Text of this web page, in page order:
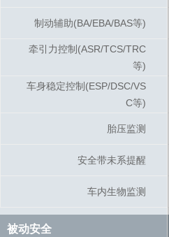
制动辅助(BA/EBA/BAS等)
牵引力控制(ASR/TCS/TRC
等)
车身稳定控制(ESP/DSC/VS
C等)
胎压监测
安全带未系提醒
车内生物监测
被动安全
制动辅助(BA/EBA/BAS等)
牵引力控制(ASR/TCS/TRC
等)
车身稳定控制(ESP/DSC/VS
C等)
胎压监测
安全带未系提醒
车内生物监测
被动安全